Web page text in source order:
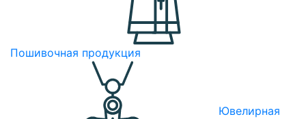
Пошивочная продукция
Ювелирная